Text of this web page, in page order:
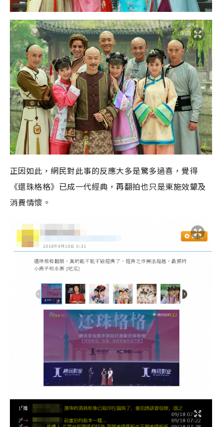
正因如此，網民對此事的反應大多是驚多過喜，覺得
《還珠格格》已成一代經典，再翻拍也只是東施效顰及
消費情懷。